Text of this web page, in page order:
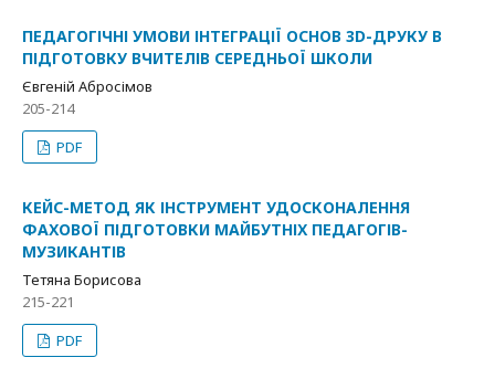
ПЕДАГОГІЧНІ УМОВИ ІНТЕГРАЦІЇ ОСНОВ 3D-ДРУКУ В
ПІДГОТОВКУ ВЧИТЕЛІВ СЕРЕДНЬОЇ ШКОЛИ
Євгеній Абросімов
205-214
PDF
КЕЙС-МЕТОД ЯК ІНСТРУМЕНТ УДОСКОНАЛЕННЯ
ФАХОВОЇ ПІДГОТОВКИ МАЙБУТНІХ ПЕДАГОГІВ-
МУЗИКАНТІВ
Тетяна Борисова
215-221
PDF